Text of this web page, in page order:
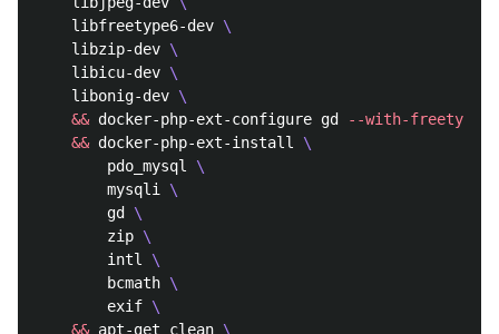
    libfreetype6-dev
    libzip-dev
    libicu-dev
    libonig-dev
&& docker-php-ext-configure gd --with-freetype
&& docker-php-ext-install
        pdo_mysql
        mysqli
        gd
        zip
        intl
        bcmath
        exif
&& apt-get clean